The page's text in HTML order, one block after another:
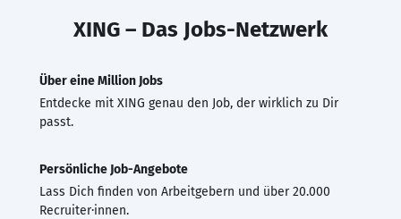
XING – Das Jobs-Netzwerk
Über eine Million Jobs
Entdecke mit XING genau den Job, der wirklich zu Dir
passt.
Persönliche Job-Angebote
Lass Dich finden von Arbeitgebern und über 20.000
Recruiter·innen.